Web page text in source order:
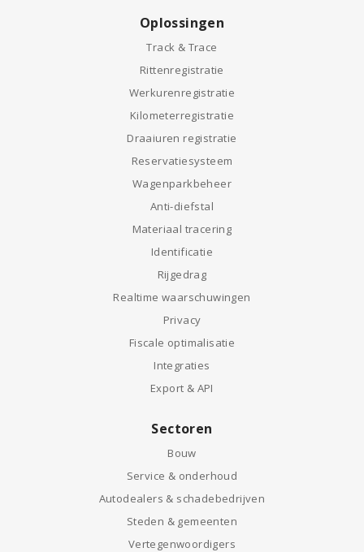
Oplossingen
Track & Trace
Rittenregistratie
Werkurenregistratie
Kilometerregistratie
Draaiuren registratie
Reservatiesysteem
Wagenparkbeheer
Anti-diefstal
Materiaal tracering
Identificatie
Rijgedrag
Realtime waarschuwingen
Privacy
Fiscale optimalisatie
Integraties
Export & API
Sectoren
Bouw
Service & onderhoud
Autodealers & schadebedrijven
Steden & gemeenten
Vertegenwoordigers